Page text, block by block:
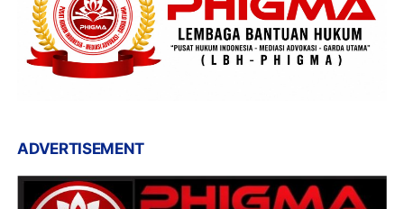
ADVERTISEMENT